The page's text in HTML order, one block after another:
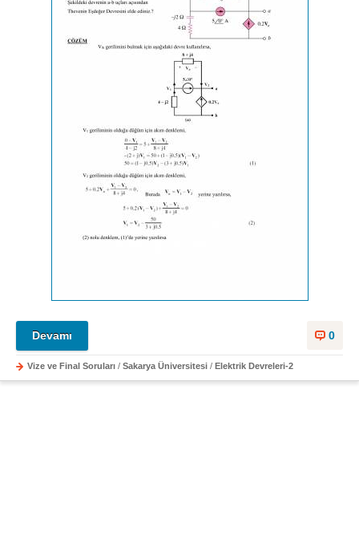
0
Devamı
Vize ve Final Soruları / Sakarya Üniversitesi / Elektrik Devreleri-2